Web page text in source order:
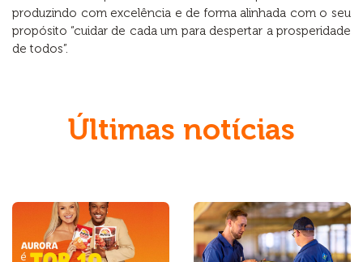
produzindo com excelência e de forma alinhada com o seu
propósito “cuidar de cada um para despertar a prosperidade
de todos”.
Últimas notícias